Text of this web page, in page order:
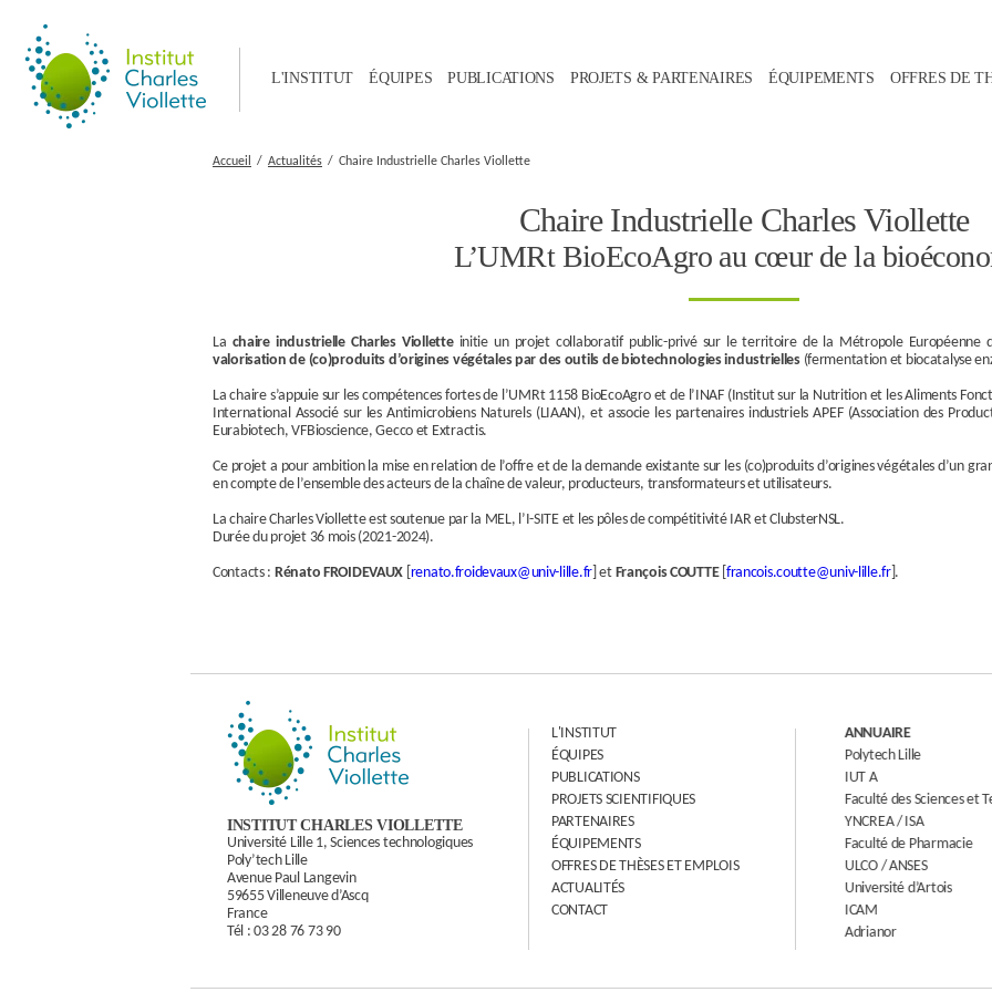
L'INSTITUT ÉQUIPES PUBLICATIONS PROJETS & PARTENAIRES ÉQUIPEMENTS OFFRES DE
Accueil Actualités Chaire Industrielle Charles Viollette
Chaire Industrielle Charles Viollette
L’UMRt BioEcoAgro au cœur de la
La chaire industrielle Charles Violletteinitie un projet collaboratif public-privé sur le territoire de la Métropole Européenne
valorisation de (co)produits d’origines végétales par des outils de biotechnologies industrielles(fermentation et biocatalyse
La chaire s’appuie sur les compétences fortes de l’UMRt 1158 BioEcoAgro et de l’INAF (Institut sur la Nutrition et les Aliments
International Associé sur les Antimicrobiens Naturels (LIAAN), et associe les partenaires industriels APEF (Association des
Eurabiotech, VFBioscience, Gecco et Extractis.
Ce projet a pour ambition la mise en relation de l’offre et de la demande existante sur les (co)produits d’origines végétales d’un
en compte de l’ensemble des acteurs de la chaîne de valeur, producteurs, transformateurs et utilisateurs.
La chaire Charles Viollette est soutenue par la MEL, l’I-SITE et les pôles de compétitivité IAR et ClubsterNSL.
Durée du projet 36 mois (2021-2024).
Contacts : Rénato FROIDEVAUX renato.froidevaux@univ-lille.fr] et François COUTTE[ francois.coutte@univ-lille.fr].
INSTITUT CHARLES VIOLLETTE
Université Lille 1, Sciences technologiques
Poly’tech Lille
Avenue Paul Langevin
59655 Villeneuve d’Ascq
France
Tél :03 28 76 73 90
L'INSTITUT
ÉQUIPES
PUBLICATIONS
PROJETS SCIENTIFIQUES
PARTENAIRES
ÉQUIPEMENTS
OFFRES DE THÈSES ET EMPLOIS
ACTUALITÉS
CONTACT
ANNUAIRE
Polytech Lille
IUT A
Faculté des Sciences et
YNCREA / ISA
Faculté de Pharmacie
ULCO / ANSES
Université d’Artois
ICAM
Adrianor